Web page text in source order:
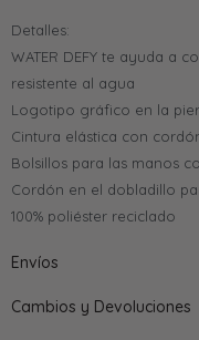
Detalles:
WATER DEFY te ayuda a
resistente al agua
Logotipo gráfico en la
Cintura elástica con
Bolsillos para las manos
Cordón en el dobladillo
100% poliéster reciclado
Envíos
Cambios y Devoluciones